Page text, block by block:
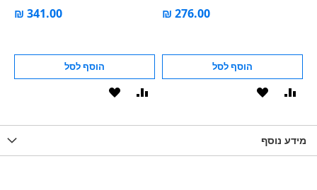
הוסף לסל
הוסף
הוסף לסל
הוסף
מידע נוסף